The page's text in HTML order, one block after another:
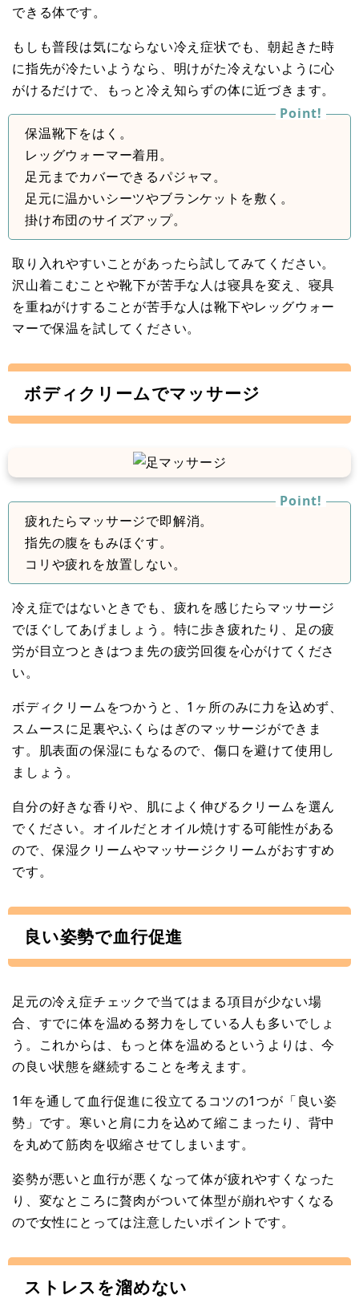
できる体です。
もしも普段は気にならない冷え症状でも、朝起きた時
に指先が冷たいようなら、明けがた冷えないように心
がけるだけで、もっと冷え知らずの体に近づきます。
保温靴下をはく。
レッグウォーマー着用。
足元までカバーできるパジャマ。
足元に温かいシーツやブランケットを敷く。
掛け布団のサイズアップ。
取り入れやすいことがあったら試してみてください。
沢山着こむことや靴下が苦手な人は寝具を変え、寝具
を重ねがけすることが苦手な人は靴下やレッグウォー
マーで保温を試してください。
ボディクリームでマッサージ
疲れたらマッサージで即解消。
指先の腹をもみほぐす。
コリや疲れを放置しない。
冷え症ではないときでも、疲れを感じたらマッサージ
でほぐしてあげましょう。特に歩き疲れたり、足の疲
労が目立つときはつま先の疲労回復を心がけてくださ
い。
ボディクリームをつかうと、1ヶ所のみに力を込めず、
スムースに足裏やふくらはぎのマッサージができま
す。肌表面の保湿にもなるので、傷口を避けて使用し
ましょう。
自分の好きな香りや、肌によく伸びるクリームを選ん
でください。オイルだとオイル焼けする可能性がある
ので、保湿クリームやマッサージクリームがおすすめ
です。
良い姿勢で血行促進
足元の冷え症チェックで当てはまる項目が少ない場
合、すでに体を温める努力をしている人も多いでしょ
う。これからは、もっと体を温めるというよりは、今
の良い状態を継続することを考えます。
1年を通して血行促進に役立てるコツの1つが「良い姿
勢」です。寒いと肩に力を込めて縮こまったり、背中
を丸めて筋肉を収縮させてしまいます。
姿勢が悪いと血行が悪くなって体が疲れやすくなった
り、変なところに贅肉がついて体型が崩れやすくなる
ので女性にとっては注意したいポイントです。
ストレスを溜めない